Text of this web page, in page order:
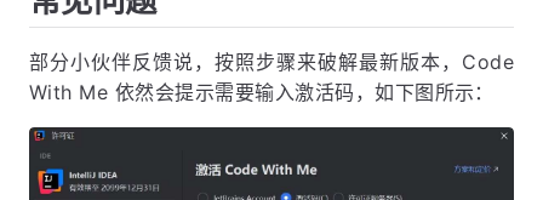
部分小伙伴反馈说，按照步骤来破解最新版本，Code
With Me 依然会提示需要输入激活码，如下图所示：